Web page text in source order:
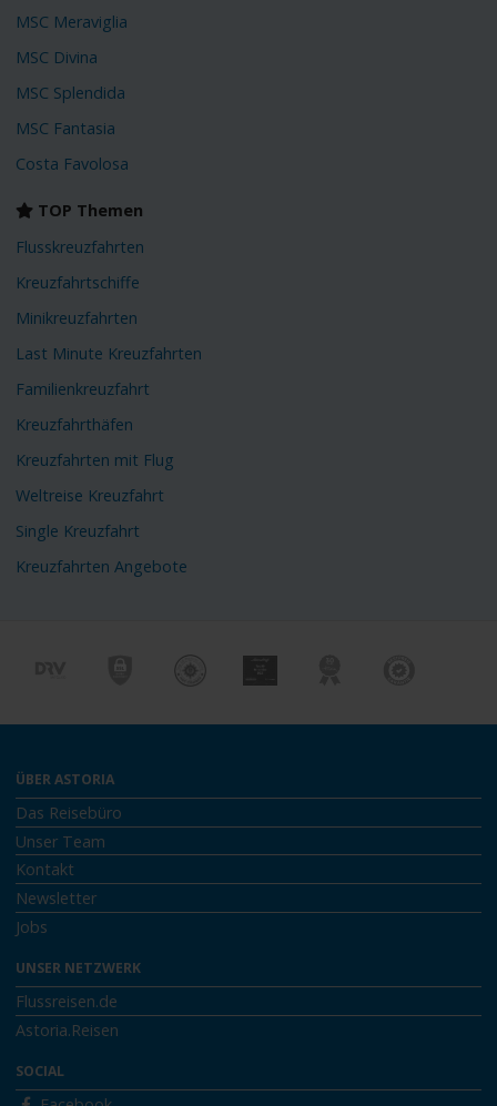
MSC Meraviglia
MSC Divina
MSC Splendida
MSC Fantasia
Costa Favolosa
TOP Themen
Flusskreuzfahrten
Kreuzfahrtschiffe
Minikreuzfahrten
Last Minute Kreuzfahrten
Familienkreuzfahrt
Kreuzfahrthäfen
Kreuzfahrten mit Flug
Weltreise Kreuzfahrt
Single Kreuzfahrt
Kreuzfahrten Angebote
ÜBER ASTORIA
Das Reisebüro
Unser Team
Kontakt
Newsletter
Jobs
UNSER NETZWERK
Flussreisen.de
Astoria.Reisen
SOCIAL